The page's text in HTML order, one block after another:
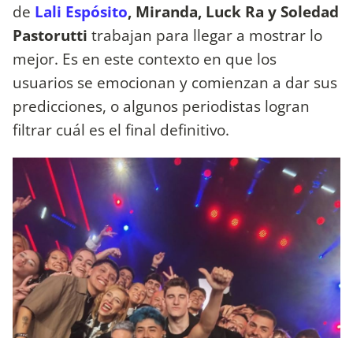
de Lali Espósito, Miranda, Luck Ra y Soledad
Pastorutti trabajan para llegar a mostrar lo
mejor. Es en este contexto en que los
usuarios se emocionan y comienzan a dar sus
predicciones, o algunos periodistas logran
filtrar cuál es el final definitivo.